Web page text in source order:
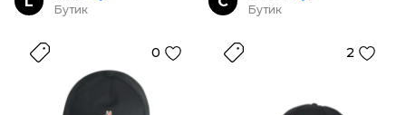
Бутик
0
Бутик
2